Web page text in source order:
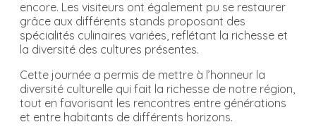
encore. Les visiteurs ont également pu se restaurer
grâce aux différents stands proposant des
spécialités culinaires variées, reflétant la richesse et
la diversité des cultures présentes.
Cette journée a permis de mettre à l’honneur la
diversité culturelle qui fait la richesse de notre région,
tout en favorisant les rencontres entre générations
et entre habitants de différents horizons.